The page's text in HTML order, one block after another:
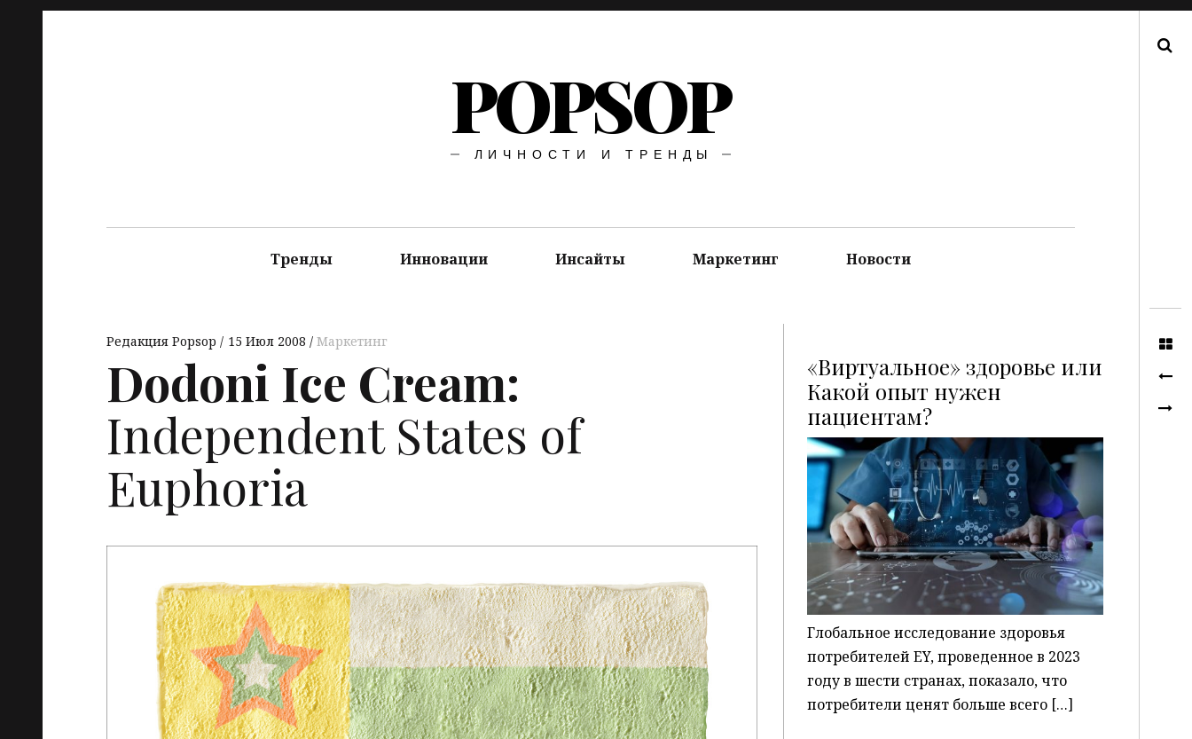
POPSOP
ЛИЧНОСТИ И ТРЕНДЫ
Тренды Инновации Инсайты Маркетинг Новости
Редакция Popsop 15 Июл 2008 Маркетинг
Dodoni Ice Cream:
Independent States of
Euphoria
«Виртуальное» здоровье или
Какой опыт нужен
пациентам?P
Глобальное исследование здоровья
потребителей EY, проведенное в 2023
году в шести странах, показало, что
потребители ценят больше всего […]